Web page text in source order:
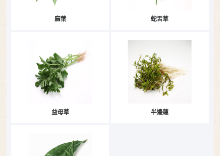
麻葉 蛇舌草
益母草 半邊蓮